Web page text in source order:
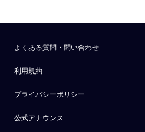
よくある質問・問い合わせ
利用規約
プライバシーポリシー
公式アナウンス